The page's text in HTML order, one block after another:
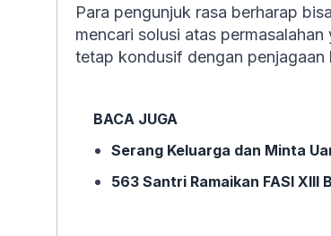
Para pengunjuk rasa berharap
mencari solusi atas
tetap kondusif dengan
BACA JUGA
Serang Keluarga dan Minta
563 Santri Ramaikan FASI